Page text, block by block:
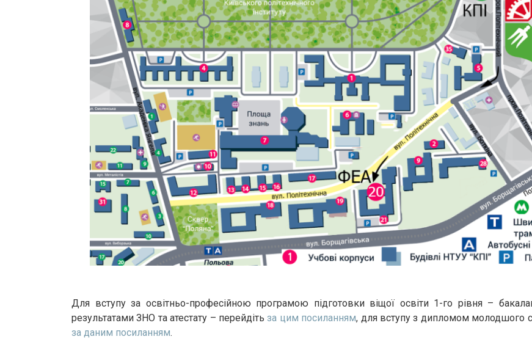
Для вступу за освітньо-професійною програмою підготовки віщої освіти 1-го рівня –
результатами ЗНО та атестату – перейдітьза цим посиланням, для вступу з дипломом молодшого
за даним посиланням.